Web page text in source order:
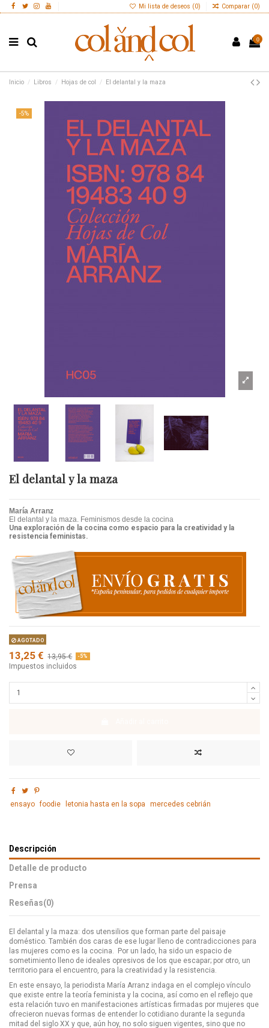
Mi lista de deseos (0) Comparar (0)
0
Inicio Libros Hojas de col El delantal y la maza
-5%
El delantal y la maza
María Arranz
El delantal y la maza. Feminismos desde la cocina
Una exploración de la cocina como espacio para la creatividad y la
resistencia feministas.
AGOTADO
13,25 € 13,95 € -5%
Impuestos incluidos
ensayo foodie letonia hasta en la sopa mercedes cebrián
Descripción
Detalle de producto
Prensa
Reseñas(0)
El delantal y la maza: dos utensilios que forman parte del paisaje
doméstico. También dos caras de ese lugar lleno de contradicciones para
las mujeres como es la cocina. Por un lado, ha sido un espacio de
sometimiento lleno de ideales opresivos de los que escapar; por otro, un
territorio para el encuentro, para la creatividad y la resistencia.
En este ensayo, la periodista María Arranz indaga en el complejo vínculo
que existe entre la teoría feminista y la cocina, así como en el reflejo que
esta relación tuvo en manifestaciones artísticas firmadas por mujeres que
ofrecieron nuevas formas de entender lo cotidiano durante la segunda
mitad del siglo XX y que, aún hoy, no solo siguen vigentes, sino que no